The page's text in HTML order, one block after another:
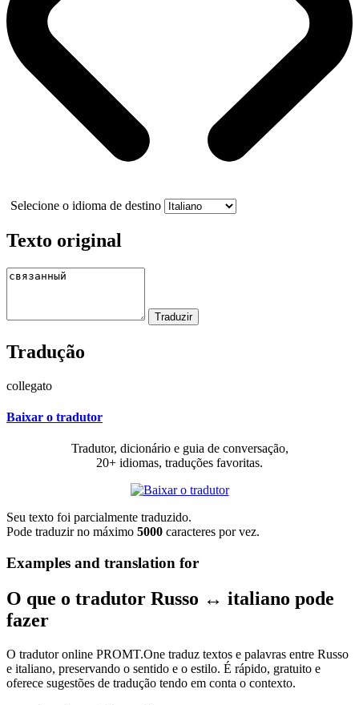
Selecione o idioma de destino
Texto original
Tradução
collegato
Baixar o tradutor
Tradutor, dicionário e guia de conversação,
20+ idiomas, traduções favoritas.
Seu texto foi parcialmente traduzido.
Pode traduzir no máximo 5000 caracteres por vez.
Examples and translation for
O que o tradutor Russo ↔ italiano pode
fazer
O tradutor online PROMT.One traduz textos e palavras entre Russo
e italiano, preservando o sentido e o estilo. É rápido, gratuito e
oferece sugestões de tradução tendo em conta o contexto.